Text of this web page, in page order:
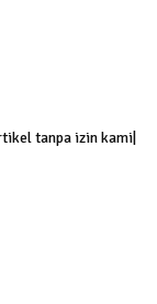
tanpa izin kami|